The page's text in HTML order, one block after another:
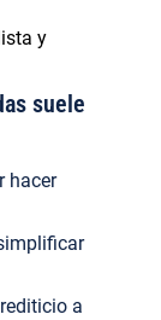
y
suele
hacer
a